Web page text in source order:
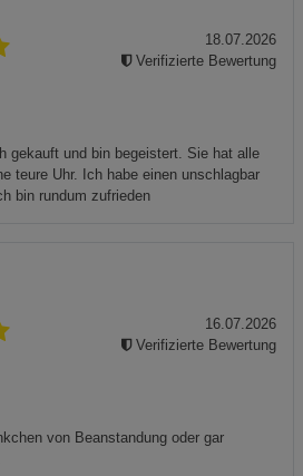
Klingen dürfen nicht
Verletzungsgefahr!
gekauft und bin begeistert. Sie hat alle
teure Uhr. Ich habe einen unschlagbar
bin rundum zufrieden
18.07.2026
Verifizierte Bewertung
von Beanstandung oder gar
16.07.2026
Verifizierte Bewertung